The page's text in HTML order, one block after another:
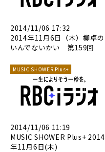
2014/11/06 17:32
2014年11月6日（木）柳卓の
いんでないかい 第159回
MUSIC SHOWER Plus+
2014/11/06 11:19
MUSIC SHOWER Plus+ 2014
年11月6日(木)